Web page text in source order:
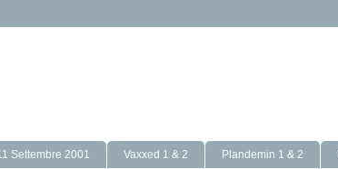
Settembre 2001 Vaxxed 1 & 2 Plandemin 1 & 2